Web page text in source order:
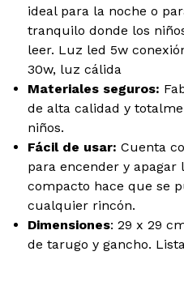
ideal para la noche o
tranquilo donde los
leer. Luz led 5w
30w, luz cálida
Materiales seguros:
de alta calidad y
niños.
Fácil de usar: Cuenta
para encender y
compacto hace que se
cualquier rincón.
Dimensiones: 29 x 29
de tarugo y gancho.